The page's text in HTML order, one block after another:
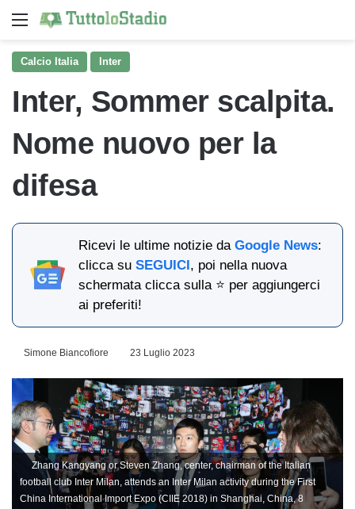
Menu
Calcio Italia Inter
Inter, Sommer scalpita.
Nome nuovo per la
difesa
Ricevi le ultime notizie daGoogle News:
clicca suSEGUICI, poi nella nuova
schermata clicca sulla ⭐ per aggiungerci
ai preferiti!
Simone Biancofiore 23 Luglio 2023
Zhang Kangyang or Steven Zhang, center, chairman of the Italian
football club Inter Milan, attends an Inter Milan activity during the First
China International Import Expo (CIIE 2018) in Shanghai, China, 8